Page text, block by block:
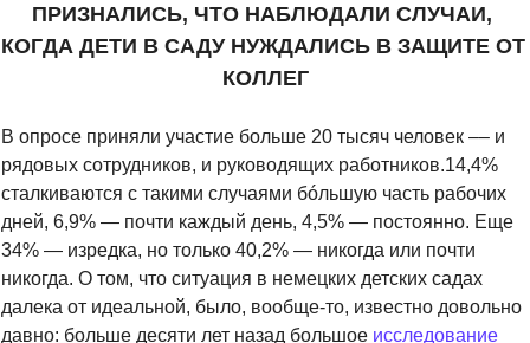
ПРИЗНАЛИСЬ, ЧТО НАБЛЮДАЛИ СЛУЧАИ,
КОГДА ДЕТИ В САДУ НУЖДАЛИСЬ В ЗАЩИТЕ ОТ
КОЛЛЕГ
В опросе приняли участие больше 20 тысяч человек –– и
рядовых сотрудников, и руководящих работников.14,4%
сталкиваются с такими случаями бóльшую часть рабочих
дней, 6,9% — почти каждый день, 4,5% — постоянно. Еще
34% — изредка, но только 40,2% — никогда или почти
никогда. О том, что ситуация в немецких детских садах
далека от идеальной, было, вообще-то, известно довольно
давно: больше десяти лет назад большое исследование